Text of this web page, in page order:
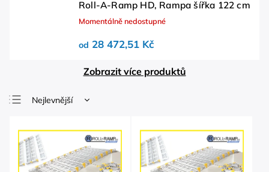
Roll-A-Ramp HD, Rampa šířka 122 cm
Momentálně nedostupné
od 28 472,51 Kč
Zobrazit více produktů
Nejlevnější
Nejprodávanější
Abecedně